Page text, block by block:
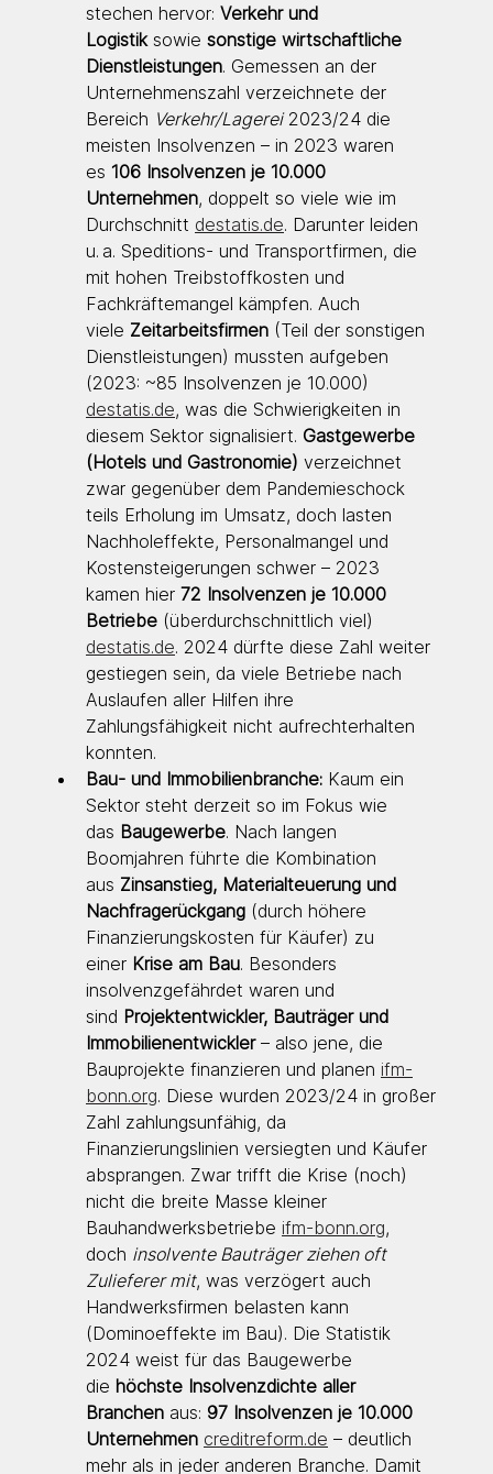
stechen hervor: Verkehr und
Logistik sowie sonstige wirtschaftliche
Dienstleistungen. Gemessen an der
Unternehmenszahl verzeichnete der
Bereich Verkehr/Lagerei 2023/24 die
meisten Insolvenzen – in 2023 waren
es 106 Insolvenzen je 10.000
Unternehmen, doppelt so viele wie im
Durchschnitt destatis.de. Darunter leiden
u. a. Speditions- und Transportfirmen, die
mit hohen Treibstoffkosten und
Fachkräftemangel kämpfen. Auch
viele Zeitarbeitsfirmen (Teil der sonstigen
Dienstleistungen) mussten aufgeben
(2023: ~85 Insolvenzen je 10.000)
destatis.de, was die Schwierigkeiten in
diesem Sektor signalisiert. Gastgewerbe
(Hotels und Gastronomie) verzeichnet
zwar gegenüber dem Pandemieschock
teils Erholung im Umsatz, doch lasten
Nachholeffekte, Personalmangel und
Kostensteigerungen schwer – 2023
kamen hier 72 Insolvenzen je 10.000
Betriebe (überdurchschnittlich viel)
destatis.de. 2024 dürfte diese Zahl weiter
gestiegen sein, da viele Betriebe nach
Auslaufen aller Hilfen ihre
Zahlungsfähigkeit nicht aufrechterhalten
konnten.
Bau- und Immobilienbranche: Kaum ein
Sektor steht derzeit so im Fokus wie
das Baugewerbe. Nach langen
Boomjahren führte die Kombination
aus Zinsanstieg, Materialteuerung und
Nachfragerückgang (durch höhere
Finanzierungskosten für Käufer) zu
einer Krise am Bau. Besonders
insolvenzgefährdet waren und
sind Projektentwickler, Bauträger und
Immobilienentwickler – also jene, die
Bauprojekte finanzieren und planen ifm-
bonn.org. Diese wurden 2023/24 in großer
Zahl zahlungsunfähig, da
Finanzierungslinien versiegten und Käufer
absprangen. Zwar trifft die Krise (noch)
nicht die breite Masse kleiner
Bauhandwerksbetriebe ifm-bonn.org,
doch insolvente Bauträger ziehen oft
Zulieferer mit, was verzögert auch
Handwerksfirmen belasten kann
(Dominoeffekte im Bau). Die Statistik
2024 weist für das Baugewerbe
die höchste Insolvenzdichte aller
Branchen aus: 97 Insolvenzen je 10.000
Unternehmen creditreform.de – deutlich
mehr als in jeder anderen Branche. Damit